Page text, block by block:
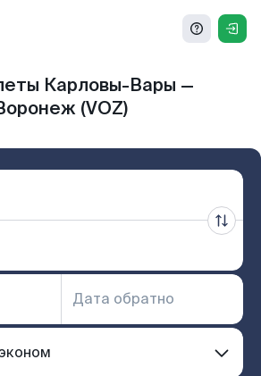
Карловы-Вары —
(VOZ)